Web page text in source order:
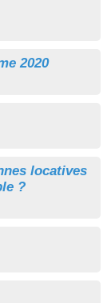
2020
locatives
?